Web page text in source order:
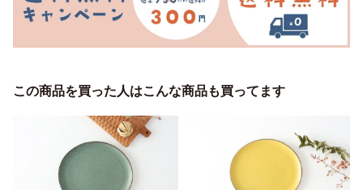
この商品を買った人はこんな商品も買ってます